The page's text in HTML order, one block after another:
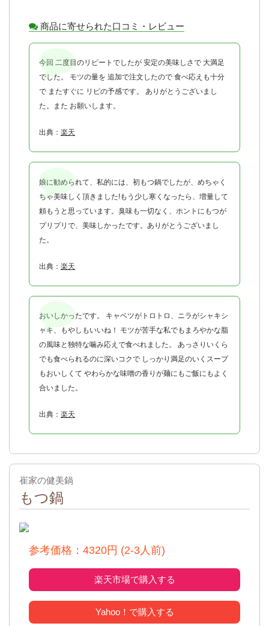
商品に寄せられた口コミ・レビュー
今回 二度目のリピートでしたが 安定の美味しさで 大満足
でした。 モツの量を 追加で注文したので 食べ応えも十分
で またすぐに リピの予感です。 ありがとうございまし
た。また お願いします。
出典： 楽天
娘に勧められて、私的には、初もつ鍋でしたが、めちゃく
ちゃ美味しく頂きました!もう少し寒くなったら、増量して
頼もうと思っています。臭味も一切なく、ホントにもつが
プリプリで、美味しかったです。ありがとうございまし
た。
出典： 楽天
おいしかったです。 キャベツがトロトロ、ニラがシャキシ
ャキ、もやしもいいね！ モツが苦手な私でもまろやかな脂
の風味と独特な噛み応えで食べれました。 あっさりいくら
でも食べられるのに深いコクで しっかり満足のいくスープ
もおいしくて やわらかな味噌の香りが麺にもご飯にもよく
合いました。
出典： 楽天
崔家の健美鍋
もつ鍋
参考価格：4320円 (2-3人前)
楽天市場で購入する
Yahoo！で購入する